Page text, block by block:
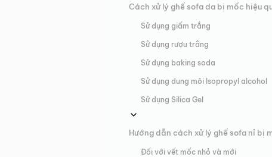
Cách xử lý ghế sofa da bị mốc hiệu
Sử dụng giấm trắng
Sử dụng rượu trắng
Sử dụng baking soda
Sử dụng dung môi Isopropyl alcohol
Sử dụng Silica Gel
Hướng dẫn cách xử lý ghế sofa nỉ bị
Đối với vết mốc nhỏ và mới